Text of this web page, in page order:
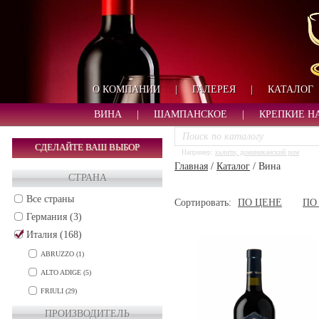
О КОМПАНИИ | ГАЛЕРЕЯ | КАТАЛОГ
ВИНА ШАМПАНСКОЕ КРЕПКИЕ
СДЕЛАЙТЕ ВАШ ВЫБОР
СТРАНА
Все страны
Германия (3)
Италия (168)
ABRUZZO (1)
ALTO ADIGE (5)
FRIULI (29)
MARCHE (14)
ПРОИЗВОДИТЕЛЬ
Например: кьянти, доминиканский ром
Главная / Каталог / Вина
Сортировать: ПО ЦЕНЕ ПО